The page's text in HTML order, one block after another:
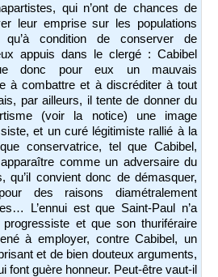
qui n’ont de chances de
leur emprise sur les populations
qu’à condition de conserver de
appuis dans le clergé : Cabibel
donc pour eux un mauvais
à combattre et à discréditer à tout
par ailleurs, il tente de donner du
(voir la notice) une image
et un curé légitimiste rallié à la
conservatrice, tel que Cabibel,
comme un adversaire du
qu’il convient donc de démasquer,
des raisons diamétralement
L’ennui est que Saint-Paul n’a
progressiste et que son thuriféraire
à employer, contre Cabibel, un
et de bien douteux arguments,
font guère honneur. Peut-être vaut-il